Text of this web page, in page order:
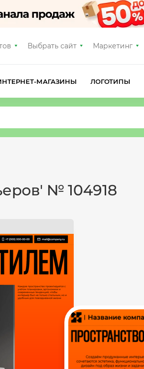
Выбрать сайт Маркетинг
МАГАЗИНЫ ЛОГОТИПЫ
№ 104918